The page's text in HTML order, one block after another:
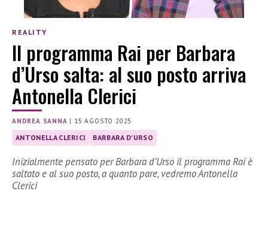
REALITY
Il programma Rai per Barbara
d’Urso salta: al suo posto arriva
Antonella Clerici
ANDREA SANNA | 15 AGOSTO 2025
ANTONELLA CLERICI BARBARA D'URSO
Inizialmente pensato per Barbara d’Urso il programma Rai è
saltato e al suo posto, a quanto pare, vedremo Antonella
Clerici